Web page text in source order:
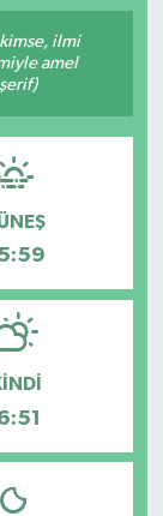
ilmi
amel